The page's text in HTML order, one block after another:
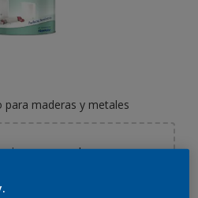
para maderas y metales
un color